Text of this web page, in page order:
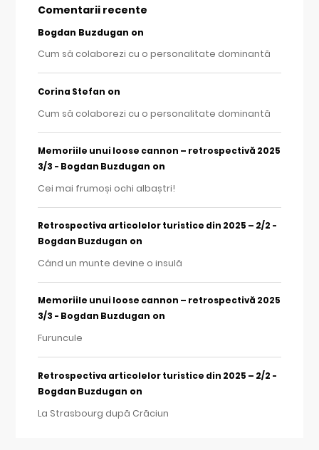
Comentarii recente
Bogdan Buzdugan on
Cum să colaborezi cu o personalitate dominantă
Corina Stefan on
Cum să colaborezi cu o personalitate dominantă
Memoriile unui loose cannon – retrospectivă 2025
3/3 - Bogdan Buzdugan on
Cei mai frumoși ochi albaștri!
Retrospectiva articolelor turistice din 2025 – 2/2 -
Bogdan Buzdugan on
Când un munte devine o insulă
Memoriile unui loose cannon – retrospectivă 2025
3/3 - Bogdan Buzdugan on
Furuncule
Retrospectiva articolelor turistice din 2025 – 2/2 -
Bogdan Buzdugan on
La Strasbourg după Crăciun